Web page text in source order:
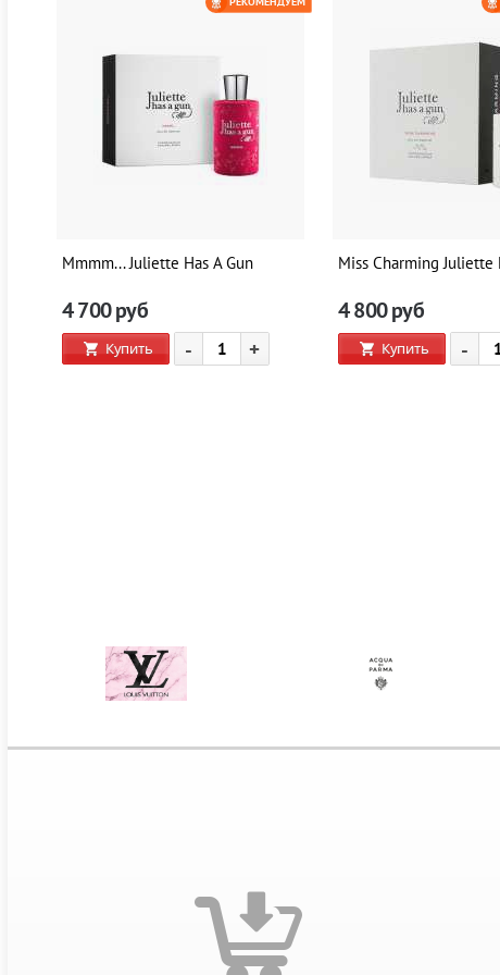
Mmmm... Juliette Has A Gun
4 700руб
Купить - +
Miss Charming Juliette
4 800руб
Купить -